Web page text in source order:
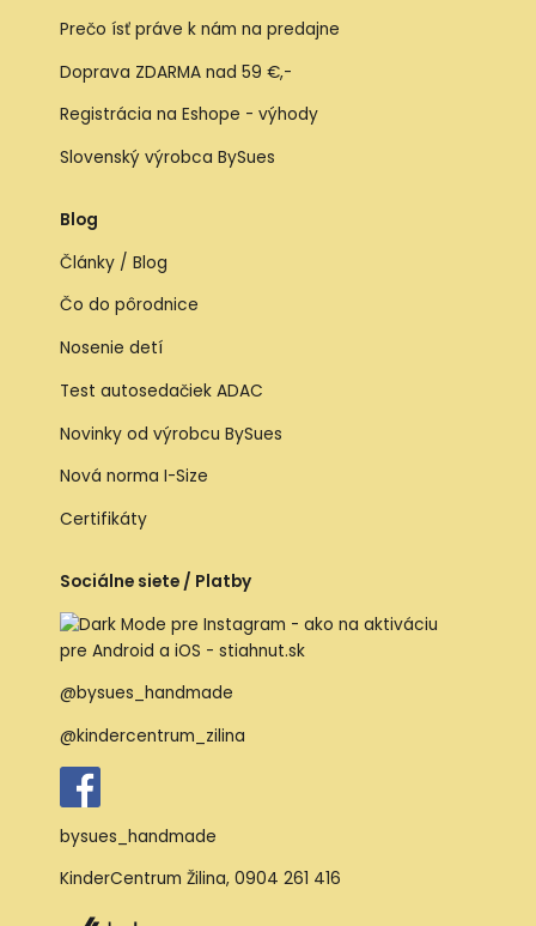
Prečo ísť práve k nám na predajne
Doprava ZDARMA nad 59 €,-
Registrácia na Eshope - výhody
Slovenský výrobca BySues
Blog
Články / Blog
Čo do pôrodnice
Nosenie detí
Test autosedačiek ADAC
Novinky od výrobcu BySues
Nová norma I-Size
Certifikáty
Sociálne siete / Platby
@bysues_handmade
@kindercentrum_zilina
bysues_handmade
KinderCentrum Žilina, 0904 261 416